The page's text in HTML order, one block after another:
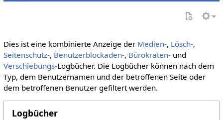
Dies ist eine kombinierte Anzeige der Medien-, Lösch-,
Seitenschutz-, Benutzerblockaden-, Bürokraten-und
Verschiebungs-Logbücher. Die Logbücher können nach dem
Typ, dem Benutzernamen und der betroffenen Seite oder
dem betroffenen Benutzer gefiltert werden.
Logbücher